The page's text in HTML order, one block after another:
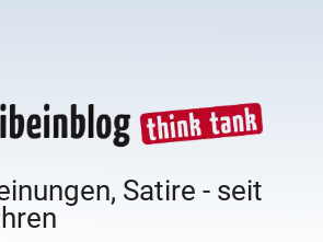
Satire - seit